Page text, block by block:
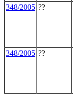
348/2005 ??
348/2005 ??